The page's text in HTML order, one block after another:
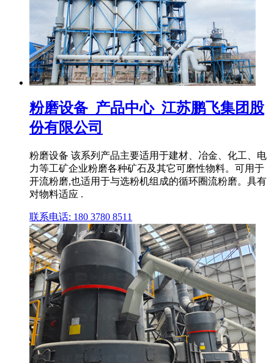
粉磨设备_产品中心_江苏鹏飞集团股
份有限公司
粉磨设备 该系列产品主要适用于建材、冶金、化工、电
力等工矿企业粉磨各种矿石及其它可磨性物料。可用于
开流粉磨,也适用于与选粉机组成的循环圈流粉磨。具有
对物料适应 .
联系电话: 180 3780 8511